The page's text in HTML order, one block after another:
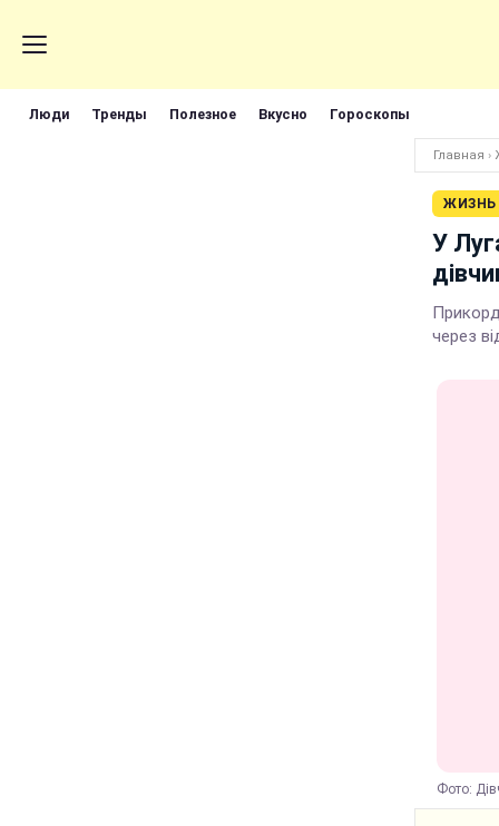
Люди Тренды Полезное Вкусно Гороскопы
Главная ›
ЖИЗНЬ
У
через
Фото: